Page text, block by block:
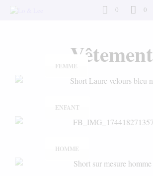
0 0
Vêtement
FEMME
ENFANT
HOMME